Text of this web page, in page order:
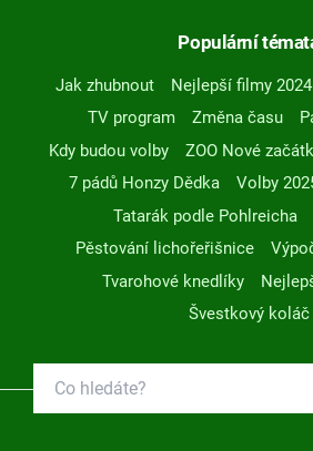
Populární
Jak zhubnout Nejlepší filmy 2024
TV program
Změna času
Kdy budou volby
ZOO Nové
7 pádů Honzy Dědka
Volby
Tatarák podle Pohlreicha
Pěstování lichořeřišnice
Tvarohové knedlíky
Švestkový koláč